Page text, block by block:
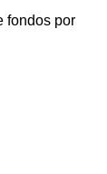
fondos por